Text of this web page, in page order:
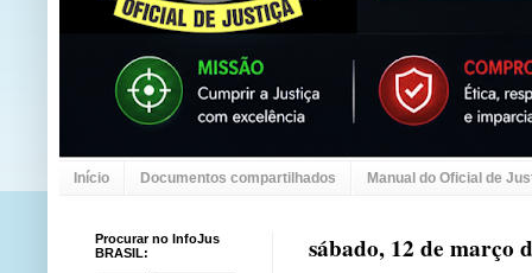
Início Documentos compartilhados Manual do Oficial de
sábado, 12 de março
Procurar no InfoJus
BRASIL: